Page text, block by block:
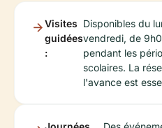
Visites
guidées
:
Disponibles du
vendredi, de
pendant les
scolaires. La
l'avance est